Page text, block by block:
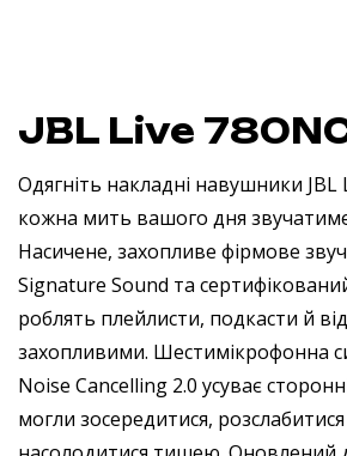
JBL Live
Одягніть накладні навушники JBL
кожна мить вашого дня
Насичене, захопливе фірмове
Signature Sound та
роблять плейлисти, подкасти й
захопливими. Шестимікрофонна
Noise Cancelling 2.0 усуває
могли зосередитися,